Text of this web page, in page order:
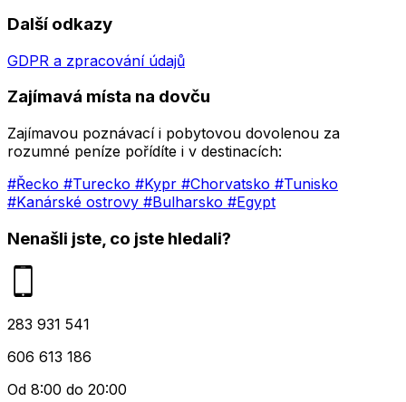
Další odkazy
GDPR a zpracování údajů
Zajímavá místa na dovču
Zajímavou poznávací i pobytovou dovolenou za
rozumné peníze pořídíte i v destinacích:
#Řecko #Turecko #Kypr #Chorvatsko #Tunisko
#Kanárské ostrovy #Bulharsko #Egypt
Nenašli jste, co jste hledali?
283 931 541
606 613 186
Od 8:00 do 20:00